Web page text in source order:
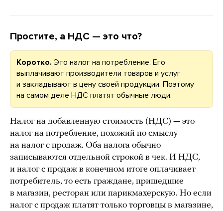
Простите, а НДС — это что?
Коротко. Это налог на потребление. Его
выплачивают производители товаров и услуг
и закладывают в цену своей продукции. Поэтому
на самом деле НДС платят обычные люди.
Налог на добавленную стоимость (НДС) — это
налог на потребление, похожий по смыслу
на налог с продаж. Оба налога обычно
записываются отдельной строкой в чек. И НДС,
и налог с продаж в конечном итоге оплачивает
потребитель, то есть граждане, пришедшие
в магазин, ресторан или парикмахерскую. Но если
налог с продаж платят только торговцы в магазине,